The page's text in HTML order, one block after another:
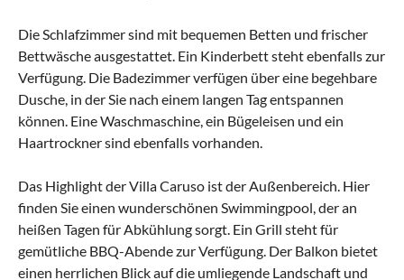
Die Schlafzimmer sind mit bequemen Betten und frischer
Bettwäsche ausgestattet. Ein Kinderbett steht ebenfalls zur
Verfügung. Die Badezimmer verfügen über eine begehbare
Dusche, in der Sie nach einem langen Tag entspannen
können. Eine Waschmaschine, ein Bügeleisen und ein
Haartrockner sind ebenfalls vorhanden.
Das Highlight der Villa Caruso ist der Außenbereich. Hier
finden Sie einen wunderschönen Swimmingpool, der an
heißen Tagen für Abkühlung sorgt. Ein Grill steht für
gemütliche BBQ-Abende zur Verfügung. Der Balkon bietet
einen herrlichen Blick auf die umliegende Landschaft und